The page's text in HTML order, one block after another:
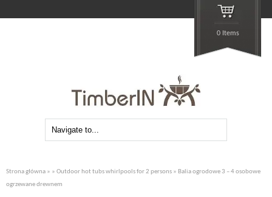
0 Items
Strona główna » » Outdoor hot tubs whirlpools for 2 persons » Balia ogrodowe 3 – 4 osobowe
ogrzewane drewnem